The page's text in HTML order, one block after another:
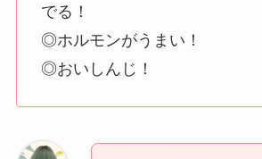
でる！
◎ホルモンがうまい！
◎おいしんじ！